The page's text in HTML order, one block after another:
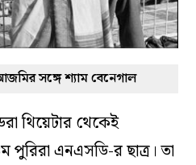
সঙ্গে শ্যাম বেনেগাল
থিয়েটার থেকেই
পুরিরা এনএসডি-র ছাত্র। তা